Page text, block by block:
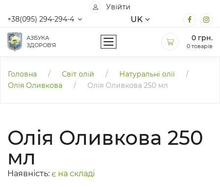
Увійти
+38(095) 294-294-4
UK
АЗБУКА
ЗДОРОВ'Я
0 грн.
0 товарів
Головна / Світ олій / Натуральні олії
/
Олія Оливкова
/ Олія Оливкова 250 мл
Олія Оливкова 250
мл
Наявність: є на складі